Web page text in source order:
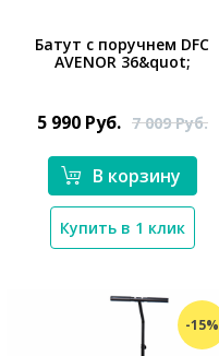
Батут с поручнем DFC
AVENOR 36&quot;
5 990 Руб. 7 009Руб.
В корзину
Купить в 1 клик
-15%